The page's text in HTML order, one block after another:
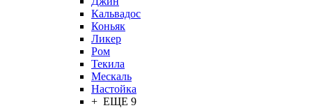
Кальвадос
Коньяк
Ликер
Ром
Текила
Мескаль
Настойка
+ ЕЩЕ 9